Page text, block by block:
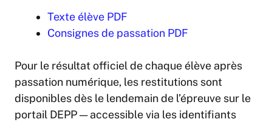
Texte élève PDF
Consignes de passation PDF
Pour le résultat officiel de chaque élève après
passation numérique, les restitutions sont
disponibles dès le lendemain de l’épreuve sur le
portail DEPP — accessible via les identifiants